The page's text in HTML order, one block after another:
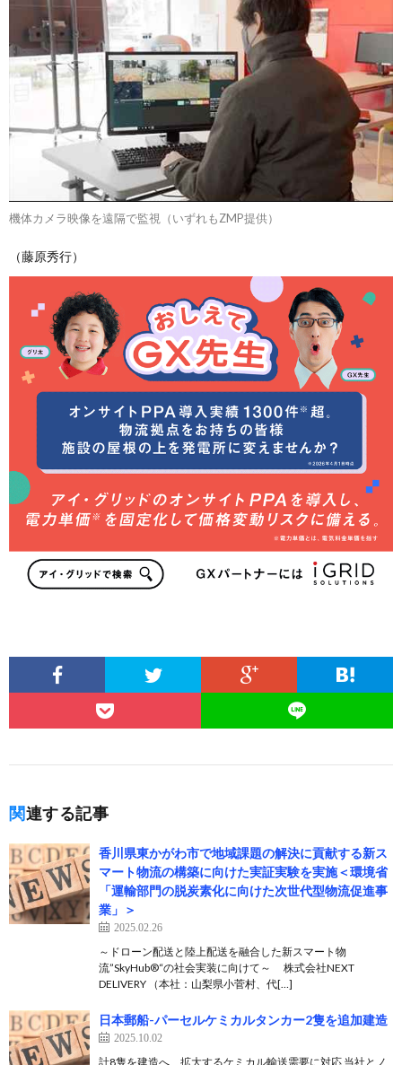
機体カメラ映像を遠隔で監視（いずれもZMP提供）
（藤原秀行）
関連する記事
香川県東かがわ市で地域課題の解決に貢献する新ス
マート物流の構築に向けた実証実験を実施＜環境省
「運輸部門の脱炭素化に向けた次世代型物流促進事
業」＞
2025.02.26
～ドローン配送と陸上配送を融合した新スマート物
流”SkyHub®“の社会実装に向けて～ 株式会社NEXT
DELIVERY （本社：山梨県小菅村、代[…]
日本郵船-パーセルケミカルタンカー2隻を追加建造
2025.10.02
計8隻を建造へ、拡大するケミカル輸送需要に対応 当社とノ